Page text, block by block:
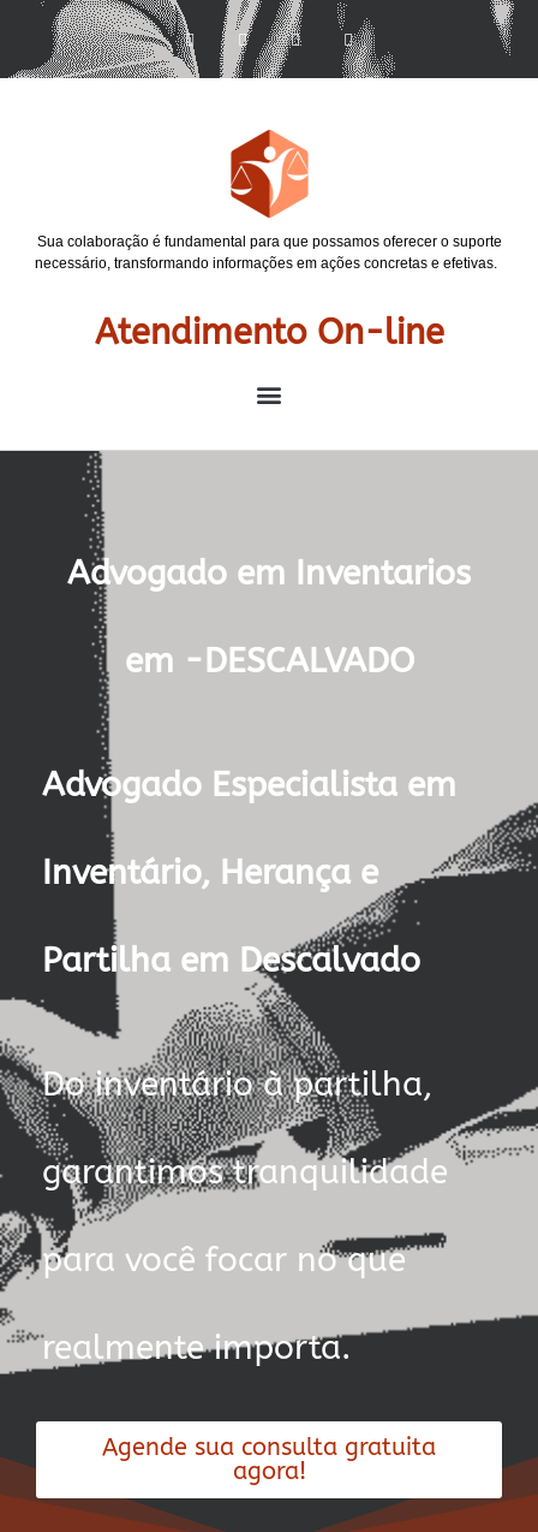
Sua colaboração é fundamental para que possamos oferecer o suporte
necessário, transformando informações em ações concretas e efetivas.
Atendimento On-line
Advogado em Inventarios
em -DESCALVADO
Advogado Especialista em
Inventário, Herança e
Partilha em Descalvado
Do inventário à partilha,
garantimos tranquilidade
para você focar no que
realmente importa.
Agende sua consulta gratuita
agora!